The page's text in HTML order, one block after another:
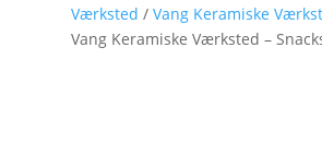
Værksted / Vang Keramiske
Vang Keramiske Værksted –